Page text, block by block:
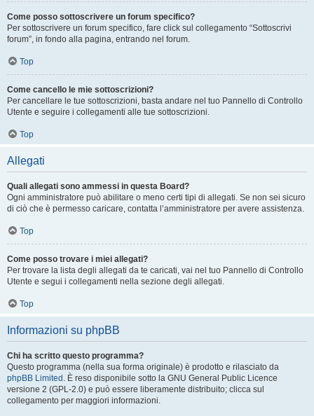
Come posso sottoscrivere un forum specifico?
Per sottoscrivere un forum specifico, fare click sul collegamento “Sottoscrivi
forum”, in fondo alla pagina, entrando nel forum.
Top
Come cancello le mie sottoscrizioni?
Per cancellare le tue sottoscrizioni, basta andare nel tuo Pannello di Controllo
Utente e seguire i collegamenti alle tue sottoscrizioni.
Top
Allegati
Quali allegati sono ammessi in questa Board?
Ogni amministratore può abilitare o meno certi tipi di allegati. Se non sei sicuro
di ciò che è permesso caricare, contatta l’amministratore per avere assistenza.
Top
Come posso trovare i miei allegati?
Per trovare la lista degli allegati da te caricati, vai nel tuo Pannello di Controllo
Utente e segui i collegamenti nella sezione degli allegati.
Top
Informazioni su phpBB
Chi ha scritto questo programma?
Questo programma (nella sua forma originale) è prodotto e rilasciato da
phpBB Limited . È reso disponibile sotto la GNU General Public Licence
versione 2 (GPL-2.0) e può essere liberamente distribuito; clicca sul
collegamento per maggiori informazioni.